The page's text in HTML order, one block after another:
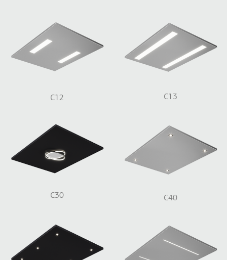
C12 C13
C30 C40